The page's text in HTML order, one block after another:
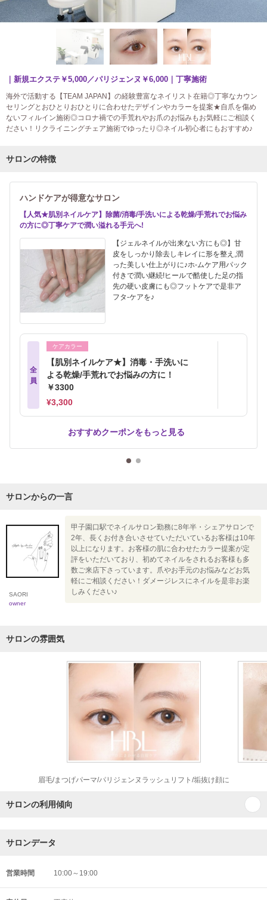
｜新規エクステ￥5,000／パリジェンヌ￥6,000｜丁寧施術
海外で活動する【TEAM JAPAN】の経験豊富なネイリスト在籍◎丁寧なカウン
セリングとおひとりおひとりに合わせたデザインやカラーを提案★自爪を傷め
ないフィルイン施術◎コロナ禍での手荒れやお爪のお悩みもお気軽にご相談く
ださい！リクライニングチェア施術でゆったり◎ネイル初心者にもおすすめ♪
サロンの特徴
ハンドケアが得意なサロン
【人気★肌別ネイルケア】除菌/消毒/手洗いによる乾燥/手荒れでお悩み
の方に◎丁寧ケアで潤い溢れる手元へ!
【ジェルネイルが出来ない方にも◎】甘
皮をしっかり除去しキレイに形を整え,潤
った美しい仕上がりに♪ホ-ムケア用パック
付きで潤い継続!ヒールで酷使した足の指
先の硬い皮膚にも◎フットケアで是非ア
フタ-ケアを♪
全
員
ケアカラー
【肌別ネイルケア★】消毒・手洗いに
よる乾燥/手荒れでお悩みの方に！
￥3300
¥3,300
おすすめクーポンをもっと見る
サロンからの一言
SAORI
owner
甲子園口駅でネイルサロン勤務に8年半・シェアサロンで
2年、長くお付き合いさせていただいているお客様は10年
以上になります。お客様の肌に合わせたカラー提案が定
評をいただいており、初めてネイルをされるお客様も多
数ご来店下さっています。爪やお手元のお悩みなどお気
軽にご相談ください！ダメージレスにネイルを是非お楽
しみください♪
サロンの雰囲気
眉毛/まつげパーマ/パリジェンヌラッシュリフト/垢抜け顔に
サロンの利用傾向
サロンデータ
営業時間 10:00～19:00